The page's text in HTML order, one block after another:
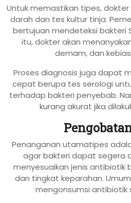
Untuk memastikan tipes,
darah dan tes kultur tinja.
bertujuan mendeteksi bakteri
itu, dokter akan
demam, dan
Proses diagnosis juga dapat
cepat berupa tes serologi
terhadap bakteri penyebab.
kurang akurat jika
Penanganan utamatipes
agar bakteri dapat segera
menyesuaikan jenis antibiotik
dan tingkat keparahan.
mengonsumsi antibiotik